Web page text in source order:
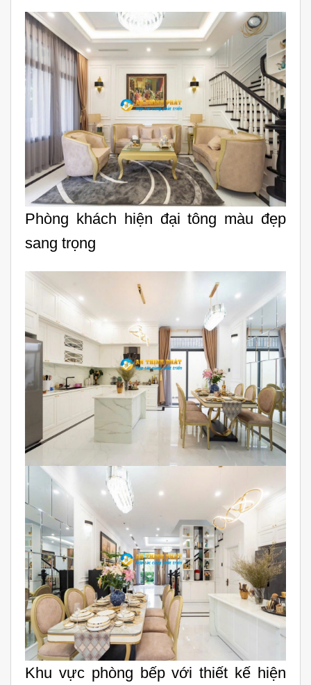
Phòng khách hiện đại tông màu đẹp
sang trọng
Khu vực phòng bếp với thiết kế hiện